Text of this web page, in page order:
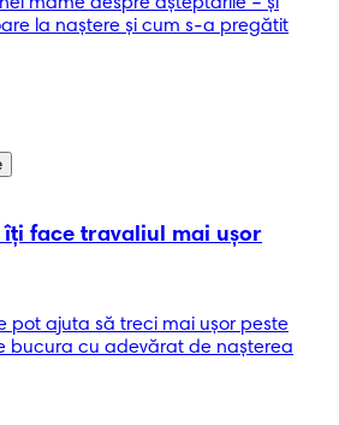
la naștere și cum s-a pregătit
îţi face travaliul mai uşor
pot ajuta să treci mai uşor peste
bucura cu adevărat de naşterea